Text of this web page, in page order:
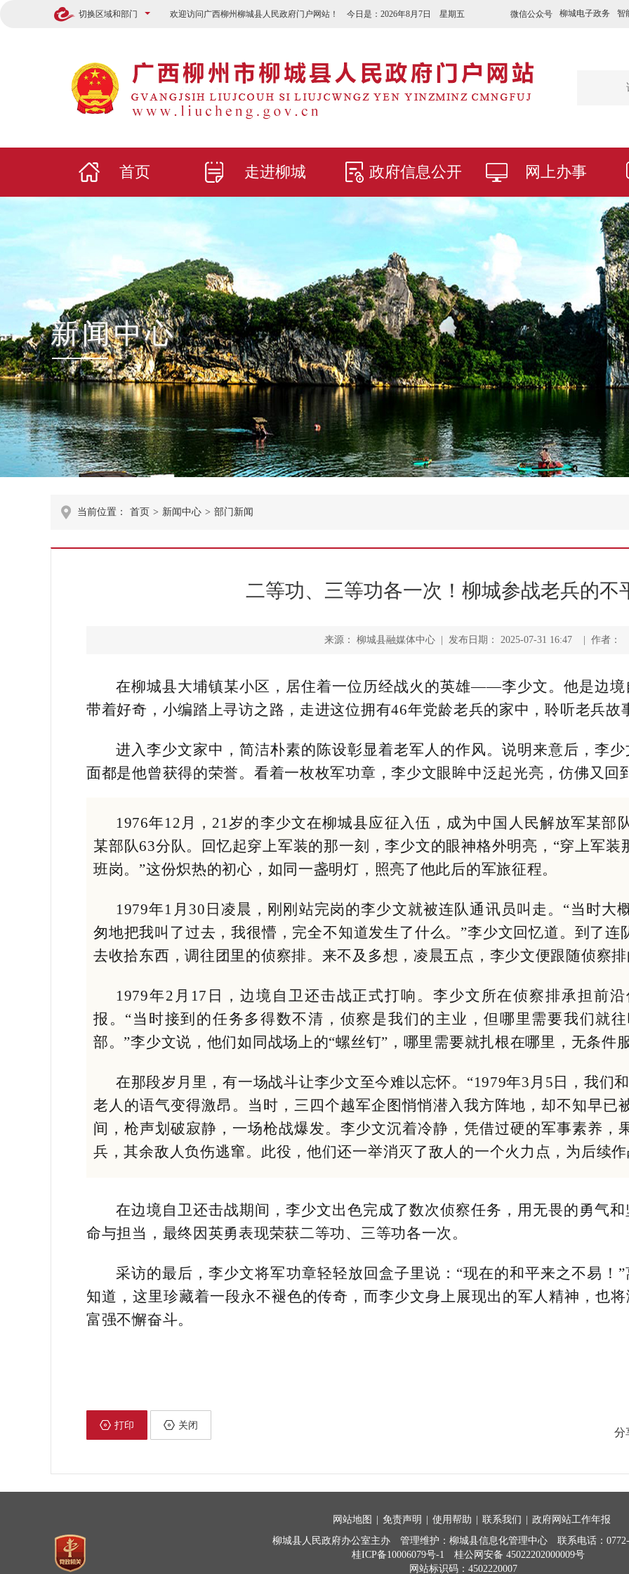
切换区域和部门 微信公众号 柳城电子政务 智
欢迎访问广西柳州柳城县人民政府门户网站！ 今日是： 2026年8月7日 星期五
首页 走进柳城 政府信息公开 网上办事
新闻中心
当前位置： 首页 > 新闻中心 > 部门新闻
二等功、三等功各一次！柳城参战老兵的不
来源： 柳城县融媒体中心 | 发布日期： 2025-07-31 16:47 | 作者：
在柳城县大埔镇某小区，居住着一位历经战火的英雄——李少文。他是边
带着好奇，小编踏上寻访之路，走进这位拥有46年党龄老兵的家中，聆听老兵故
进入李少文家中，简洁朴素的陈设彰显着老军人的作风。说明来意后，李
面都是他曾获得的荣誉。看着一枚枚军功章，李少文眼眸中泛起光亮，仿佛又回
1976年12月，21岁的李少文在柳城县应征入伍，成为中国人民解放军某部
某部队63分队。回忆起穿上军装的那一刻，李少文的眼神格外明亮，“穿上军
班岗。”这份炽热的初心，如同一盏明灯，照亮了他此后的军旅征程。
1979年1月30日凌晨，刚刚站完岗的李少文就被连队通讯员叫走。“当时大
匆地把我叫了过去，我很懵，完全不知道发生了什么。”李少文回忆道。到了
去收拾东西，调往团里的侦察排。来不及多想，凌晨五点，李少文便跟随侦察
1979年2月17日，边境自卫还击战正式打响。李少文所在侦察排承担前
报。“当时接到的任务多得数不清，侦察是我们的主业，但哪里需要我们就
部。”李少文说，他们如同战场上的“螺丝钉”，哪里需要就扎根在哪里，无条件
在那段岁月里，有一场战斗让李少文至今难以忘怀。“1979年3月5日，我们
老人的语气变得激昂。当时，三四个越军企图悄悄潜入我方阵地，却不知早已
间，枪声划破寂静，一场枪战爆发。李少文沉着冷静，凭借过硬的军事素养，
兵，其余敌人负伤逃窜。此役，他们还一举消灭了敌人的一个火力点，为后续
在边境自卫还击战期间，李少文出色完成了数次侦察任务，用无畏的勇气
命与担当，最终因英勇表现荣获二等功、三等功各一次。
采访的最后，李少文将军功章轻轻放回盒子里说：“现在的和平来之不易！
知道，这里珍藏着一段永不褪色的传奇，而李少文身上展现出的军人精神，也
富强不懈奋斗。
打印 关闭
分
网站地图 免责声明 使用帮助 联系我们
政府网站工作年报
柳城县人民政府办公室主办
管理维护：柳城县信息化管理中心
联系电话：
桂ICP备10006079号-1
桂公网安备 45022202000009号
网站标识码：4502220007